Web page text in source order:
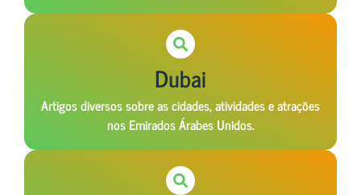
Dubai
Artigos diversos sobre as cidades, atividades e atrações
nos Emirados Árabes Unidos.